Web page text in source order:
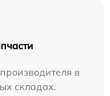
в
складах.